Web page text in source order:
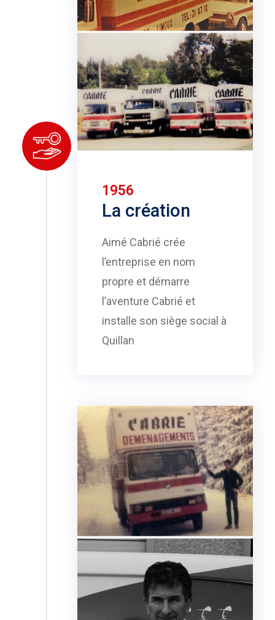
1956
La création
Aimé Cabrié crée
l’entreprise en nom
propre et démarre
l’aventure Cabrié et
installe son siège social à
Quillan